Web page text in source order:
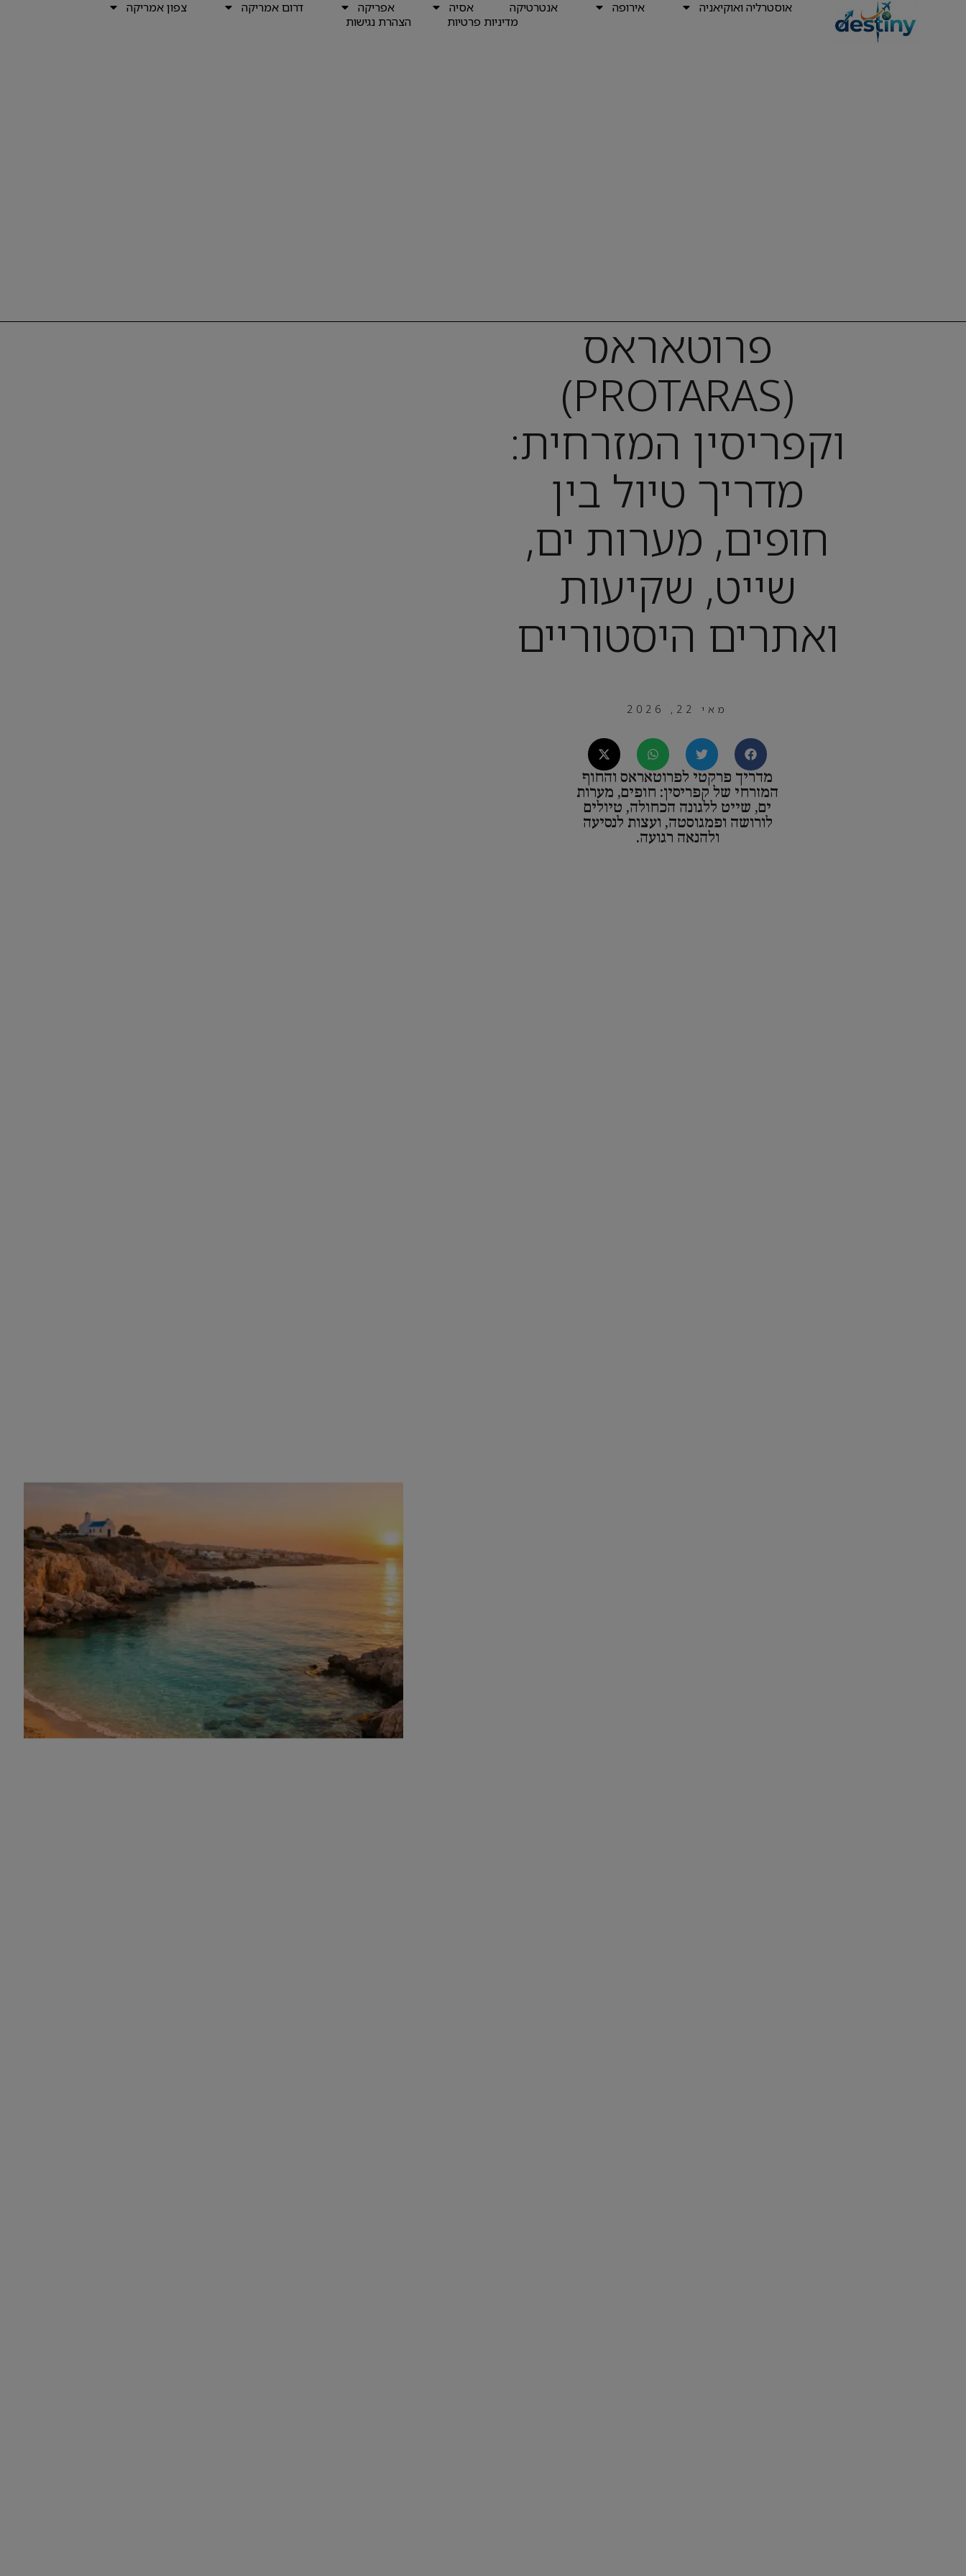
אוסטרליה ואוקיאניה אירופה אנטרטיקה אסיה אפריקה דרום אמריקה
צפון אמריקה
מדיניות פרטיות
הצהרת נגישות
פרוטאראס
(PROTARAS)
וקפריסין המזרחית:
מדריך טיול בין
חופים, מערות ים,
שייט, שקיעות
ואתרים היסטוריים
מאי 22, 2026
מדריך פרקטי לפרוטאראס והחוף
המזרחי של קפריסין: חופים, מערות
ים, שייט ללגונה הכחולה, טיולים
לורושה ופמגוסטה, ועצות לנסיעה
ולהנאה רגועה.